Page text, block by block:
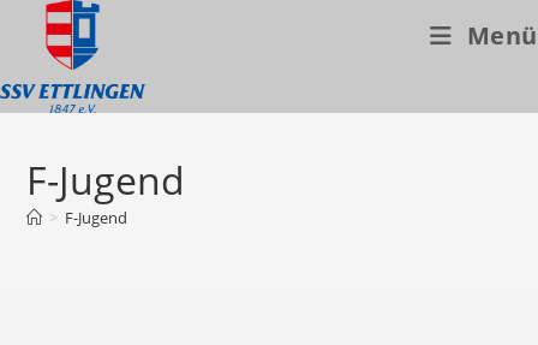
springen
Menü
F-Jugend
> F-Jugend